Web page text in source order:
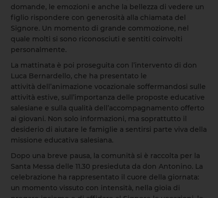
domande, le emozioni e anche la bellezza di vedere un
figlio rispondere con generosità alla chiamata del
Signore. Un momento di grande commozione, nel
quale molti si sono riconosciuti e sentiti coinvolti
personalmente.
La mattinata è poi proseguita con l’intervento di don
Luca Bernardello, che ha presentato le
attività dell’animazione vocazionale soffermandosi sulle
attività estive, sull’importanza delle proposte educative
salesiane e sulla qualità dell’accompagnamento offerto
ai giovani. Non solo informazioni, ma soprattutto il
desiderio di aiutare le famiglie a sentirsi parte viva della
missione educativa salesiana.
Dopo una breve pausa, la comunità si è raccolta per la
Santa Messa delle 11.30 presieduta da don Antonino. La
celebrazione ha rappresentato il cuore della giornata:
un momento vissuto con intensità, nella gioia di